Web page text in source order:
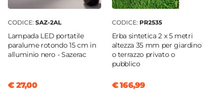
CODICE: SAZ-2AL
Lampada LED portatile
paralume rotondo 15 cm in
alluminio nero - Sazerac
€ 27,00
CODICE: PR2535
Erba sintetica 2 x 5 metri
altezza 35 mm per giardino
o terrazzo privato o
pubblico
€ 166,99